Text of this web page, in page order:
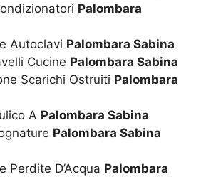
Palombara
Autoclavi Palombara Sabina
Cucine Palombara Sabina
Scarichi Ostruiti Palombara
A Palombara Sabina
Palombara Sabina
Perdite D’Acqua Palombara